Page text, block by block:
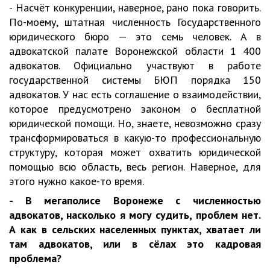
- Насчёт конкуренции, наверное, рано пока говорить.
По-моему, штатная численность Государственного
юридического бюро — это семь человек. А в
адвокатской палате Воронежской области 1 400
адвокатов. Официально участвуют в работе
государственной системы БЮП порядка 150
адвокатов. У нас есть соглашение о взаимодействии,
которое предусмотрено законом о бесплатной
юридической помощи. Но, знаете, невозможно сразу
трансформироваться в какую-то профессиональную
структуру, которая может охватить юридической
помощью всю область, весь регион. Наверное, для
этого нужно какое-то время.
- В мегаполисе Воронеже с численностью
адвокатов, насколько я могу судить, проблем нет.
А как в сельских населенных пунктах, хватает ли
там адвокатов, или в сёлах это кадровая
проблема?